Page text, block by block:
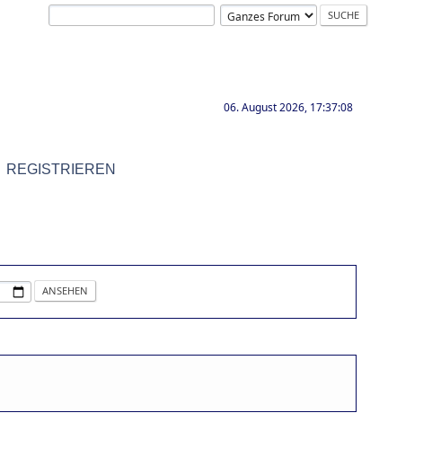
06. August 2026, 17:37:08
REGISTRIEREN